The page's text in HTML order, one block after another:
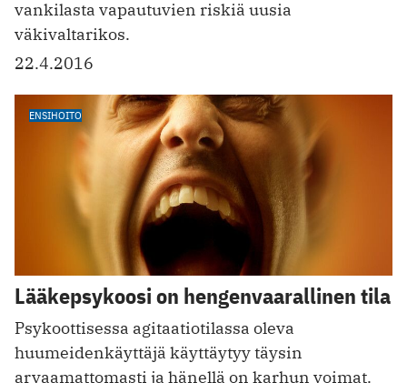
vankilasta vapautuvien riskiä uusia
väkivaltarikos.
22.4.2016
ENSIHOITO
Lääkepsykoosi on hengenvaarallinen tila
Psykoottisessa agitaatiotilassa oleva
huumeidenkäyttäjä käyttäytyy täysin
arvaamattomasti ja hänellä on karhun voimat.